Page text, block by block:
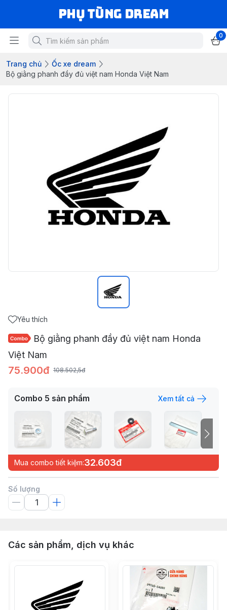
Phụ Tùng Dream
0
Trang chủ
Ốc xe dream
Bộ giằng phanh đầy đủ việt nam Honda Việt Nam
Yêu thích
Bộ giằng phanh đầy đủ việt nam Honda
Việt Nam
75.900đ 108.502,5đ
Combo 5 sản phẩm Xem tất cả
Mua combo tiết kiệm:32.603đ
Số lượng
Các sản phẩm, dịch vụ khác